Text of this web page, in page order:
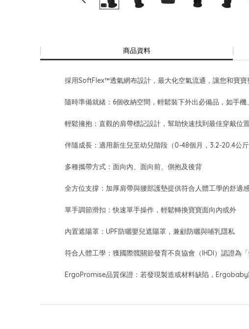
商品資料
採用SoftFlex™透氣網布設計，最大化空氣流通，讓您和寶寶
隨時準備就緒：6個收納空間，輕鬆裝下外出必備品，如手機
輕鬆擁抱：直觀的肩帶標記設計，幫助快速找到最佳穿戴位
伴隨成長：適用新生兒至幼兒階段（0-48個月，3.2-20.4公斤
多種攜帶方式：面向內、面向前、側抱及後背
全方位支撐：加厚肩帶與腰部護墊提供符合人體工學的舒適
單手調節滑扣：快速單手操作，輕鬆轉換寶寶面向內或外
內置遮陽罩：UPF防曬嬰兒遮陽罩，兼顧防曬與哺乳隱私
符合人體工學：獲國際髖關節發育不良協會（IHDI）認證為
ErgoPromise品質保證：若發現製造或材料缺陷，